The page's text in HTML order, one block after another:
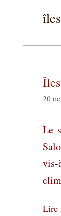
20
Le
vis-
Lire